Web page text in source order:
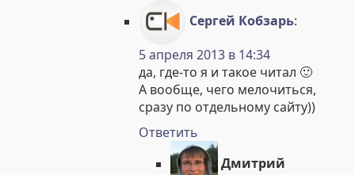
Сергей Кобзарь:
5 апреля 2013 в 14:34
да, где-то я и такое читал 🙂
А вообще, чего мелочиться,
сразу по отдельному сайту))
Ответить
Дмитрий